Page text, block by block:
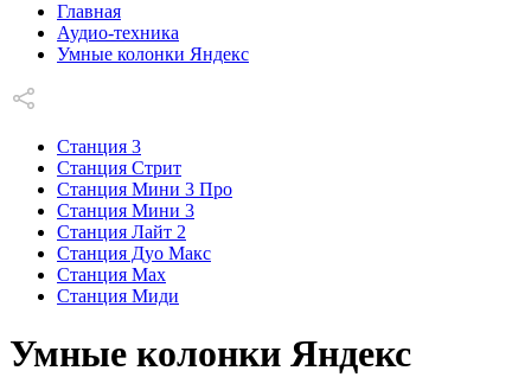
Главная
Аудио-техника
Умные колонки Яндекс
Станция 3
Станция Стрит
Станция Мини 3 Про
Станция Мини 3
Станция Лайт 2
Станция Дуо Макс
Станция Max
Станция Миди
Умные колонки Яндекс